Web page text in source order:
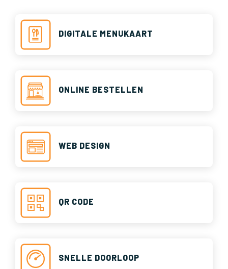
DIGITALE MENUKAART
ONLINE BESTELLEN
WEB DESIGN
QR CODE
SNELLE DOORLOOP